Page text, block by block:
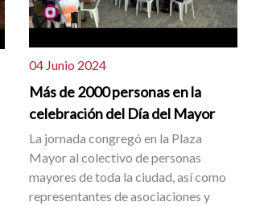
04 Junio 2024
Más de 2000 personas en la
celebración del Día del Mayor
La jornada congregó en la Plaza
Mayor al colectivo de personas
mayores de toda la ciudad, así como
representantes de asociaciones y